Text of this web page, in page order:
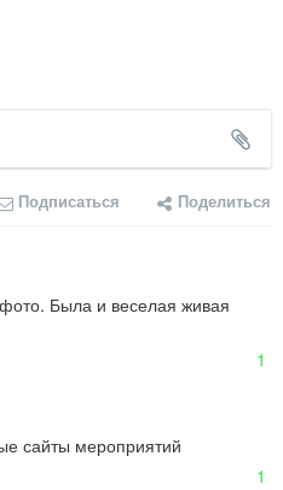
Подписаться Поделиться
Была и веселая живая
1
сайты мероприятий
1